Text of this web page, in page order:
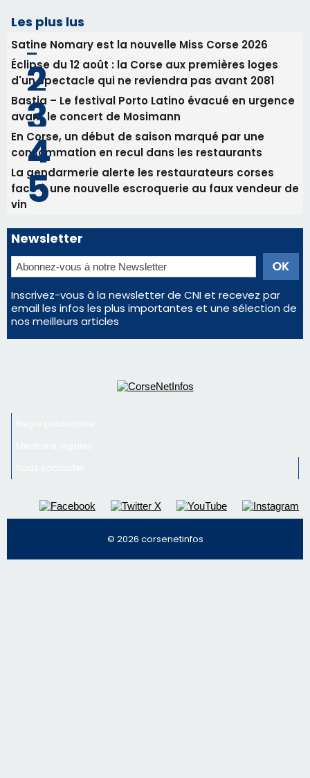
face à une nouvelle escroquerie au faux vendeur de
vin
Newsletter
Inscrivez-vous à la newsletter de CNI et recevez par
email les infos les plus importantes et une sélection de
nos meilleurs articles
Régie publicitaire
Nous contacter
© 2026 corsenetinfos